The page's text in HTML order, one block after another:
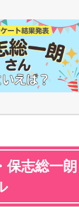
保志総一